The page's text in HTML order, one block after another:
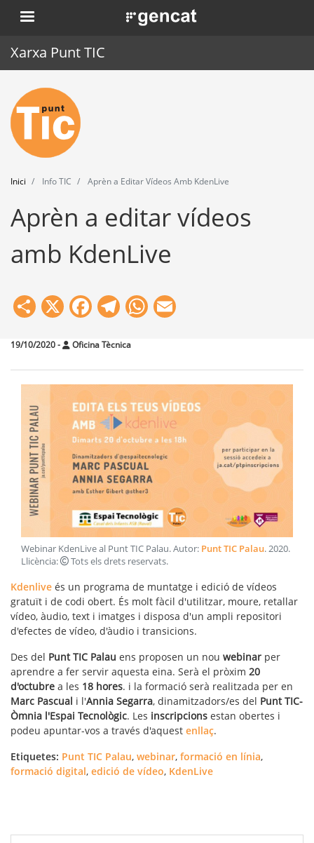
Vés
al
. Obre en una nova finestra.
Xarxa Punt TIC
Inici
Punt TIC
Actualitat
Agenda
Formació
Eines
Inici Info TIC Aprèn a Editar Vídeos Amb KdenLive
Aprèn a editar vídeos
amb KdenLive
Share
X Facebook
Telegram
WhatsApp
19/10/2020- Oficina Tècnica
Webinar KdenLive al Punt TIC Palau. Autor: Punt TIC Palau.2020.
Llicència:
Tots els drets reservats.
Kdenlive és un programa de muntatge i edició de vídeos
gratuït i de codi obert. És molt fàcil d'utilitzar, moure, retallar
vídeo, àudio, text i imatges i disposa d'un ampli repositori
d'efectes de vídeo, d'àudio i transicions.
Des del Punt TIC Palau ens proposen un nou webinar per
aprendre a fer servir aquesta eina. Serà el pròxim 20
d'octubre a les 18 hores. i la formació serà realitzada per en
Marc Pascual i l'Annia Segarra, dinamitzadors/es del Punt TIC-
Òmnia l'Espai Tecnològic. Les inscripcions estan obertes i
podeu apuntar-vos a través d'aquest enllaç.
Etiquetes: Punt TIC Palau, webinar, formació en línia,
formació digital, edició de vídeo, KdenLive